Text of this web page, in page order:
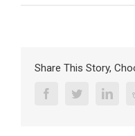
SÉMINAIRE
DOCTORAL
Joël
Share This Story,
FacebookTwitter